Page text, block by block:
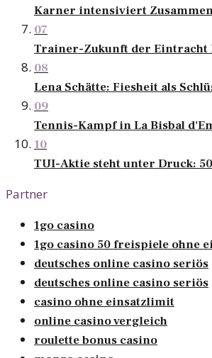
Karner intensiviert
07
Trainer-Zukunft der
08
Lena Schätte: Fiesheit als
09
Tennis-Kampf in La Bisbal
10
TUI-Aktie steht unter Druck:
Partner
1go casino
1go casino 50 freispiele ohne
deutsches online casino seriös
deutsches online casino seriös
casino ohne einsatzlimit
online casino vergleich
roulette bonus casino